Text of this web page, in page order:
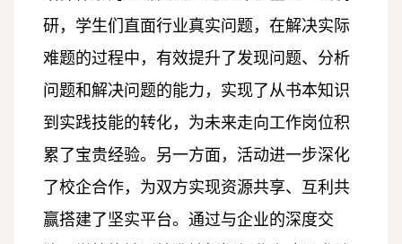
研，学生们直面行业真实问题，在解决实际
难题的过程中，有效提升了发现问题、分析
问题和解决问题的能力，实现了从书本知识
到实践技能的转化，为未来走向工作岗位积
累了宝贵经验。另一方面，活动进一步深化
了校企合作，为双方实现资源共享、互利共
赢搭建了坚实平台。通过与企业的深度交